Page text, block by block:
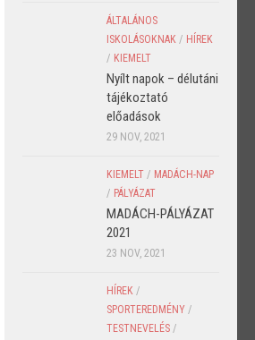
ÁLTALÁNOS
ISKOLÁSOKNAK / HÍREK
/ KIEMELT
Nyílt napok – délutáni
tájékoztató
előadások
29 NOV, 2021
KIEMELT / MADÁCH-NAP
/ PÁLYÁZAT
MADÁCH-PÁLYÁZAT
2021
23 NOV, 2021
HÍREK /
SPORTEREDMÉNY /
TESTNEVELÉS /